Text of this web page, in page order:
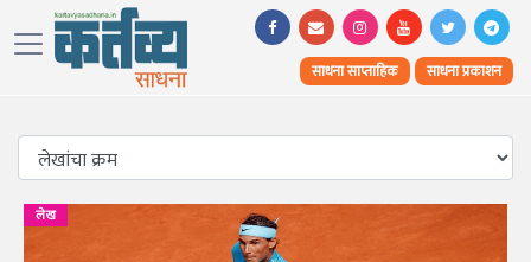
साधना साप्ताहिक साधना प्रकाशन
लेख